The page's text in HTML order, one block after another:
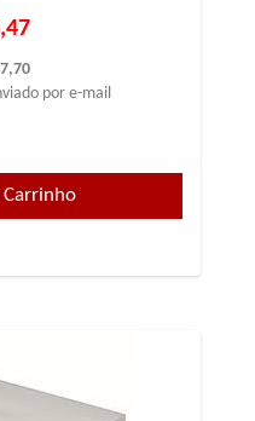
por e-mail